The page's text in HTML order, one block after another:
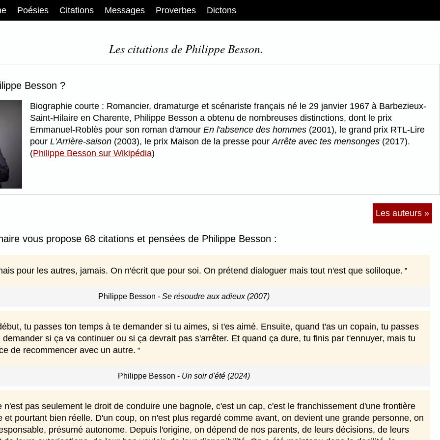
Poésies Citations Messages Proverbes Dictons
Les citations de Philippe Besson.
Besson ?
Biographie courte : Romancier, dramaturge et scénariste français né le 29 janvier 1967 à Barbezieux-
Saint-Hilaire en Charente, Philippe Besson a obtenu de nombreuses distinctions, dont le prix
Emmanuel-Roblès pour son roman d'amour En l'absence des hommes (2001), le grand prix RTL-Lire
pour L'Arrière-saison (2003), le prix Maison de la presse pourArrête avec tes mensonges (2017).
(Philippe Besson sur Wikipédia)
Les auteurs »
vous propose 68 citations et pensées de Philippe Besson :
pour les autres, jamais. On n'écrit que pour soi. On prétend dialoguer mais tout n'est que soliloque.
Philippe Besson - Se résoudre aux adieux (2007)
tu passes ton temps à te demander si tu aimes, si t'es aimé. Ensuite, quand t'as un copain, tu passes
si ça va continuer ou si ça devrait pas s'arrêter. Et quand ça dure, tu finis par t'ennuyer, mais tu
de recommencer avec un autre.
Philippe Besson - Un soir d'été (2024)
n'est pas seulement le droit de conduire une bagnole, c'est un cap, c'est le franchissement d'une frontière
et pourtant bien réelle. D'un coup, on n'est plus regardé comme avant, on devient une grande personne, on
présumé autonome. Depuis l'origine, on dépend de nos parents, de leurs décisions, de leurs